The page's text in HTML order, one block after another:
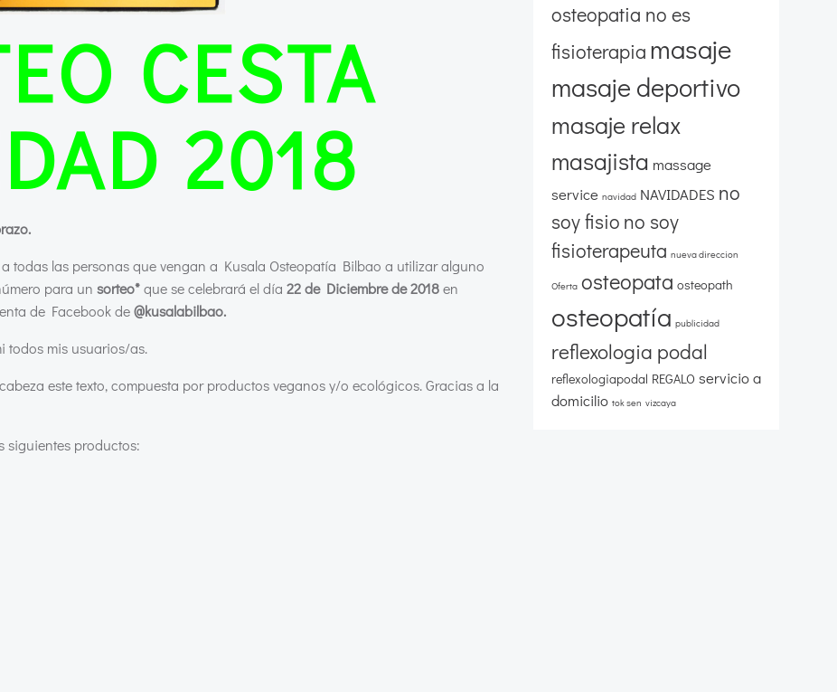
CESTA
2018
todas las personas que vengan a Kusala Osteopatía Bilbao a utilizar alguno
para un sorteo*que se celebrará el día 22 de Diciembre de 2018en
de Facebook de@kusalabilbao.
todos mis usuarios/as.
este texto, compuesta por productos veganos y/o ecológicos. Gracias a la
siguientes productos:
osteopatia no es
fisioterapia masaje
masaje deportivo
masaje relax
masajista massage
service navidad NAVIDADES no
soy fisio no soy
fisioterapeuta nueva direccion
Oferta osteopata osteopath
osteopatía publicidad
reflexologia podal
reflexologiapodal REGALO servicio a
domicilio tok sen vizcaya